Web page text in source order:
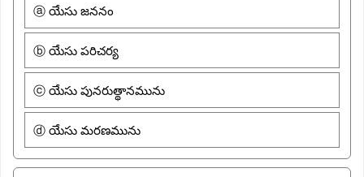
ⓐ యేసు జననం
ⓑ యేసు పరిచర్య
ⓒ యేసు పునరుత్థానమును
ⓓ యేసు మరణమును